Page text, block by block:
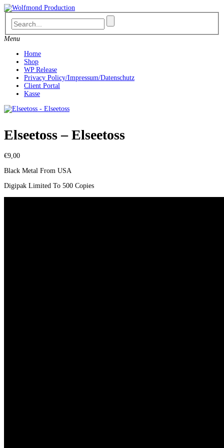
Skip
to
content
Menu
Home
Shop
WP Release
Privacy Policy/Impressum/Datenschutz
Client Portal
Kasse
Elseetoss – Elseetoss
€9,00
Black Metal From USA
Digipak Limited To 500 Copies